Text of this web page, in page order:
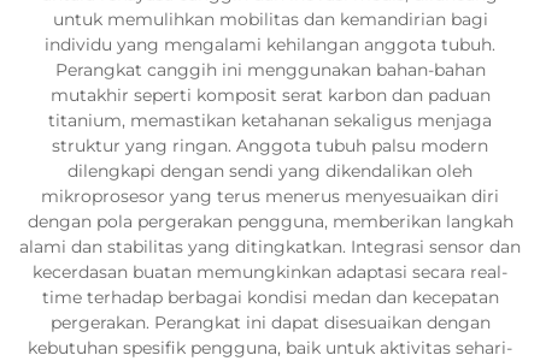
untuk memulihkan mobilitas dan kemandirian bagi
individu yang mengalami kehilangan anggota tubuh.
Perangkat canggih ini menggunakan bahan-bahan
mutakhir seperti komposit serat karbon dan paduan
titanium, memastikan ketahanan sekaligus menjaga
struktur yang ringan. Anggota tubuh palsu modern
dilengkapi dengan sendi yang dikendalikan oleh
mikroprosesor yang terus menerus menyesuaikan diri
dengan pola pergerakan pengguna, memberikan langkah
alami dan stabilitas yang ditingkatkan. Integrasi sensor dan
kecerdasan buatan memungkinkan adaptasi secara real-
time terhadap berbagai kondisi medan dan kecepatan
pergerakan. Perangkat ini dapat disesuaikan dengan
kebutuhan spesifik pengguna, baik untuk aktivitas sehari-